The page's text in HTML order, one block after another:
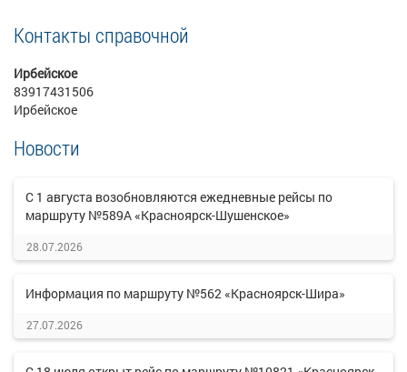
Контакты справочной
Ирбейское
83917431506
Ирбейское
Новости
С 1 августа возобновляются ежедневные рейсы по
маршруту №589А «Красноярск-Шушенское»
28.07.2026
Информация по маршруту №562 «Красноярск-Шира»
27.07.2026